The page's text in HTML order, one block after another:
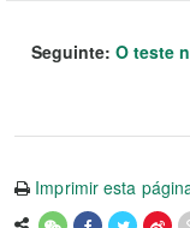
Seguinte: O teste
Imprimir esta